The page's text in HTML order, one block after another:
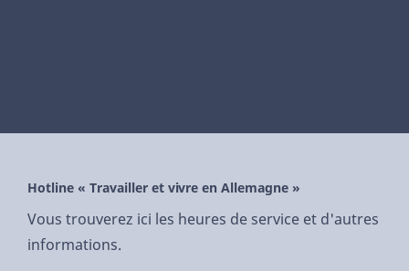
Hotline « Travailler et vivre en Allemagne »
Vous trouverez ici les heures de service et d'autres
informations.